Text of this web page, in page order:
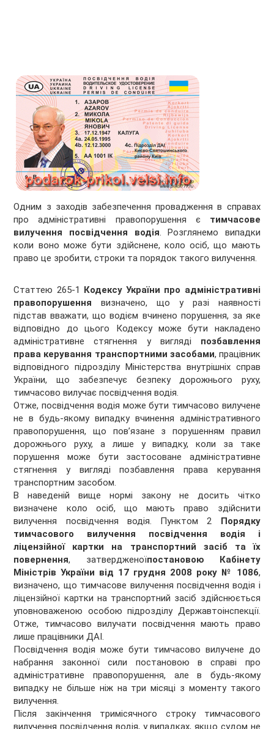
Одним з заходів забезпечення провадження в справах
про адміністративні правопорушення є тимчасове
вилучення посвідчення водія. Розглянемо випадки
коли воно може бути здійснене, коло осіб, що мають
право це зробити, строки та порядок такого вилучення.
Статтею 265-1 Кодексу України про адміністративні
правопорушення визначено, що у разі наявності
підстав вважати, що водієм вчинено порушення, за яке
відповідно до цього Кодексу може бути накладено
адміністративне стягнення у вигляді позбавлення
права керування транспортними засобами, працівник
відповідного підрозділу Міністерства внутрішніх справ
України, що забезпечує безпеку дорожнього руху,
тимчасово вилучає посвідчення водія.
Отже, посвідчення водія може бути тимчасово вилучене
не в будь-якому випадку вчинення адміністративного
правопорушення, що пов’язане з порушенням правил
дорожнього руху, а лише у випадку, коли за таке
порушення може бути застосоване адміністративне
стягнення у вигляді позбавлення права керування
транспортним засобом.
В наведеній вище нормі закону не досить чітко
визначене коло осіб, що мають право здійснити
вилучення посвідчення водія. Пунктом 2 Порядку
тимчасового вилучення посвідчення водія і
ліцензійної картки на транспортний засіб та їх
повернення, затвердженоїпостановою Кабінету
Міністрів України від 17 грудня 2008 року № 1086,
визначено, що тимчасове вилучення посвідчення водія і
ліцензійної картки на транспортний засіб здійснюється
уповноваженою особою підрозділу Державтоінспекції.
Отже, тимчасово вилучати посвідчення мають право
лише працівники ДАІ.
Посвідчення водія може бути тимчасово вилучене до
набрання законної сили постановою в справі про
адміністративне правопорушення, але в будь-якому
випадку не більше ніж на три місяці з моменту такого
вилучення.
Після закінчення тримісячного строку тимчасового
вилучення посвідчення водія, у випадках, якщо судом не